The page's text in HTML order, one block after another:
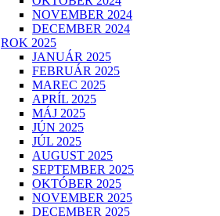
NOVEMBER 2024
DECEMBER 2024
ROK 2025
JANUÁR 2025
FEBRUÁR 2025
MAREC 2025
APRÍL 2025
MÁJ 2025
JÚN 2025
JÚL 2025
AUGUST 2025
SEPTEMBER 2025
OKTÓBER 2025
NOVEMBER 2025
DECEMBER 2025